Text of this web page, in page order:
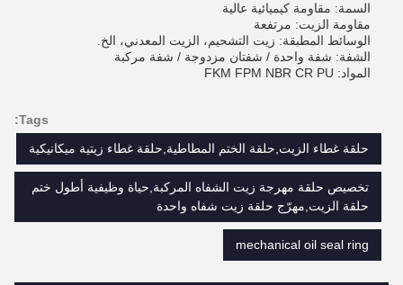
السمة: مقاومة كيميائية عالية
مقاومة الزيت: مرتفعة
الوسائط المطبقة: زيت التشحيم، الزيت المعدني، الخ.
الشفة: شفة واحدة / شفتان مزدوجة / شفة مركبة
المواد: FKM FPM NBR CR PU
Tags:
حلقة غطاء الزيت,حلقة الختم المطاطية,حلقة غطاء زيتية ميكانيكية
تخصيص حلقة مهرجة زيت الشفاه المركبة,حياة وظيفية أطول ختم
حلقة الزيت,مهرّج حلقة زيت شفاه واحدة
mechanical oil seal ring